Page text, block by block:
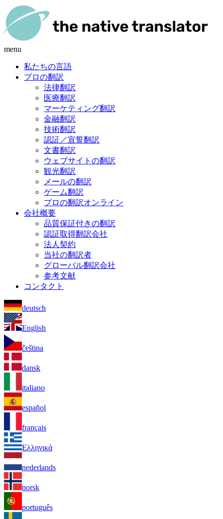
menu
私たちの言語
プロの翻訳
法律翻訳
医療翻訳
マーケティング翻訳
金融翻訳
技術翻訳
認証／宣誓翻訳
文書翻訳
ウェブサイトの翻訳
観光翻訳
メールの翻訳
ゲーム翻訳
プロの翻訳オンライン
会社概要
品質保証付きの翻訳
認証取得翻訳会社
法人契約
当社の翻訳者
グローバル翻訳会社
参考文献
コンタクト
deutsch
English
čeština
dansk
italiano
español
français
Ελληνικά
nederlands
norsk
português